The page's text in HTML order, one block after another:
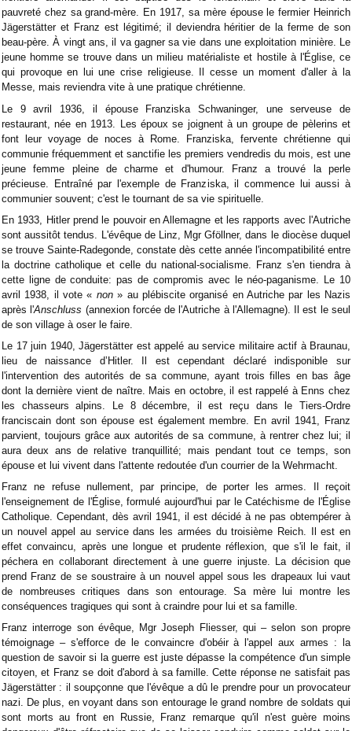
pauvreté chez sa grand-mère. En 1917, sa mère épouse le fermier Heinrich
Jägerstätter et Franz est légitimé; il deviendra héritier de la ferme de son
beau-père. À vingt ans, il va gagner sa vie dans une exploitation minière. Le
jeune homme se trouve dans un milieu matérialiste et hostile à l'Église, ce
qui provoque en lui une crise religieuse. Il cesse un moment d'aller à la
Messe, mais reviendra vite à une pratique chrétienne.
Le 9 avril 1936, il épouse Franziska Schwaninger, une serveuse de
restaurant, née en 1913. Les époux se joignent à un groupe de pèlerins et
font leur voyage de noces à Rome. Franziska, fervente chrétienne qui
communie fréquemment et sanctifie les premiers vendredis du mois, est une
jeune femme pleine de charme et d'humour. Franz a trouvé la perle
précieuse. Entraîné par l'exemple de Franziska, il commence lui aussi à
communier souvent; c'est le tournant de sa vie spirituelle.
En 1933, Hitler prend le pouvoir en Allemagne et les rapports avec l'Autriche
sont aussitôt tendus. L'évêque de Linz, Mgr Gföllner, dans le diocèse duquel
se trouve Sainte-Radegonde, constate dès cette année l'incompatibilité entre
la doctrine catholique et celle du national-socialisme. Franz s'en tiendra à
cette ligne de conduite: pas de compromis avec le néo-paganisme. Le 10
avril 1938, il vote « non» au plébiscite organisé en Autriche par les Nazis
après l'Anschluss (annexion forcée de l'Autriche à l'Allemagne). Il est le seul
de son village à oser le faire.
Le 17 juin 1940, Jägerstätter est appelé au service militaire actif à Braunau,
lieu de naissance d’Hitler. Il est cependant déclaré indisponible sur
l'intervention des autorités de sa commune, ayant trois filles en bas âge
dont la dernière vient de naître. Mais en octobre, il est rappelé à Enns chez
les chasseurs alpins. Le 8 décembre, il est reçu dans le Tiers-Ordre
franciscain dont son épouse est également membre. En avril 1941, Franz
parvient, toujours grâce aux autorités de sa commune, à rentrer chez lui; il
aura deux ans de relative tranquillité; mais pendant tout ce temps, son
épouse et lui vivent dans l'attente redoutée d'un courrier de la Wehrmacht.
Franz ne refuse nullement, par principe, de porter les armes. Il reçoit
l'enseignement de l'Église, formulé aujourd'hui par le Catéchisme de l'Église
Catholique. Cependant, dès avril 1941, il est décidé à ne pas obtempérer à
un nouvel appel au service dans les armées du troisième Reich. Il est en
effet convaincu, après une longue et prudente réflexion, que s'il le fait, il
péchera en collaborant directement à une guerre injuste. La décision que
prend Franz de se soustraire à un nouvel appel sous les drapeaux lui vaut
de nombreuses critiques dans son entourage. Sa mère lui montre les
conséquences tragiques qui sont à craindre pour lui et sa famille.
Franz interroge son évêque, Mgr Joseph Fliesser, qui – selon son propre
témoignage – s'efforce de le convaincre d'obéir à l'appel aux armes : la
question de savoir si la guerre est juste dépasse la compétence d'un simple
citoyen, et Franz se doit d'abord à sa famille. Cette réponse ne satisfait pas
Jägerstätter : il soupçonne que l'évêque a dû le prendre pour un provocateur
nazi. De plus, en voyant dans son entourage le grand nombre de soldats qui
sont morts au front en Russie, Franz remarque qu'il n'est guère moins